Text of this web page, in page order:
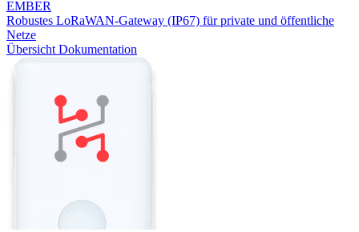
EMBER
Robustes LoRaWAN-Gateway (IP67) für private und öffentliche
Netze
Übersicht Dokumentation